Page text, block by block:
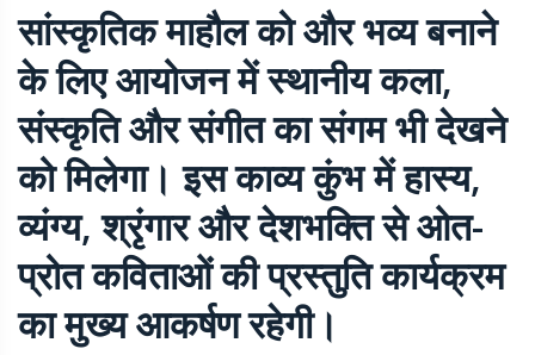
सांस्कृतिक माहौल को और भव्य बनाने
के लिए आयोजन में स्थानीय कला,
संस्कृति और संगीत का संगम भी देखने
को मिलेगा। इस काव्य कुंभ में हास्य,
व्यंग्य, श्रृंगार और देशभक्ति से ओत-
प्रोत कविताओं की प्रस्तुति कार्यक्रम
का मुख्य आकर्षण रहेगी।